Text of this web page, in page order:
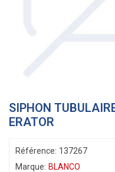
SIPHON
ERATOR
Référence: 137267
Marque: BLANCO